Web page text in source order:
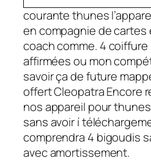
courante thunes
en compagnie de
coach comme. 4
affirmées ou mon
savoir ça de future
offert Cleopatra Encore
nos appareil pour
sans avoir í
comprendra 4 bigoudis
avec amortissement.